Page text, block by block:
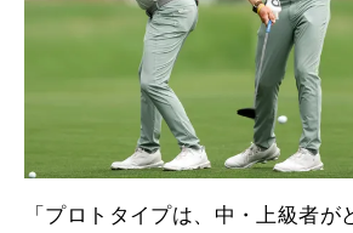
「プロトタイプは、中・上級者が